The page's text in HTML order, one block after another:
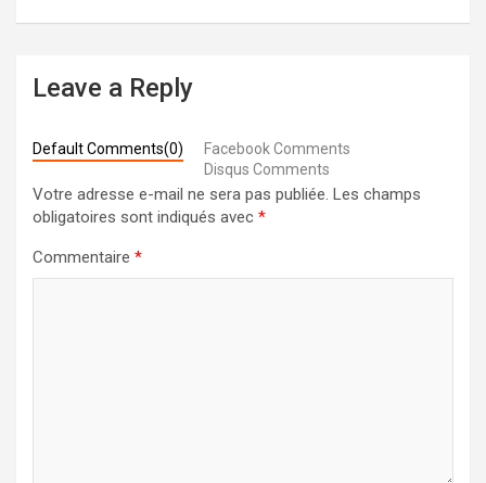
Leave a Reply
Default Comments(0)
Facebook Comments
Disqus Comments
Votre adresse e-mail ne sera pas publiée. Les champs
obligatoires sont indiqués avec *
Commentaire *